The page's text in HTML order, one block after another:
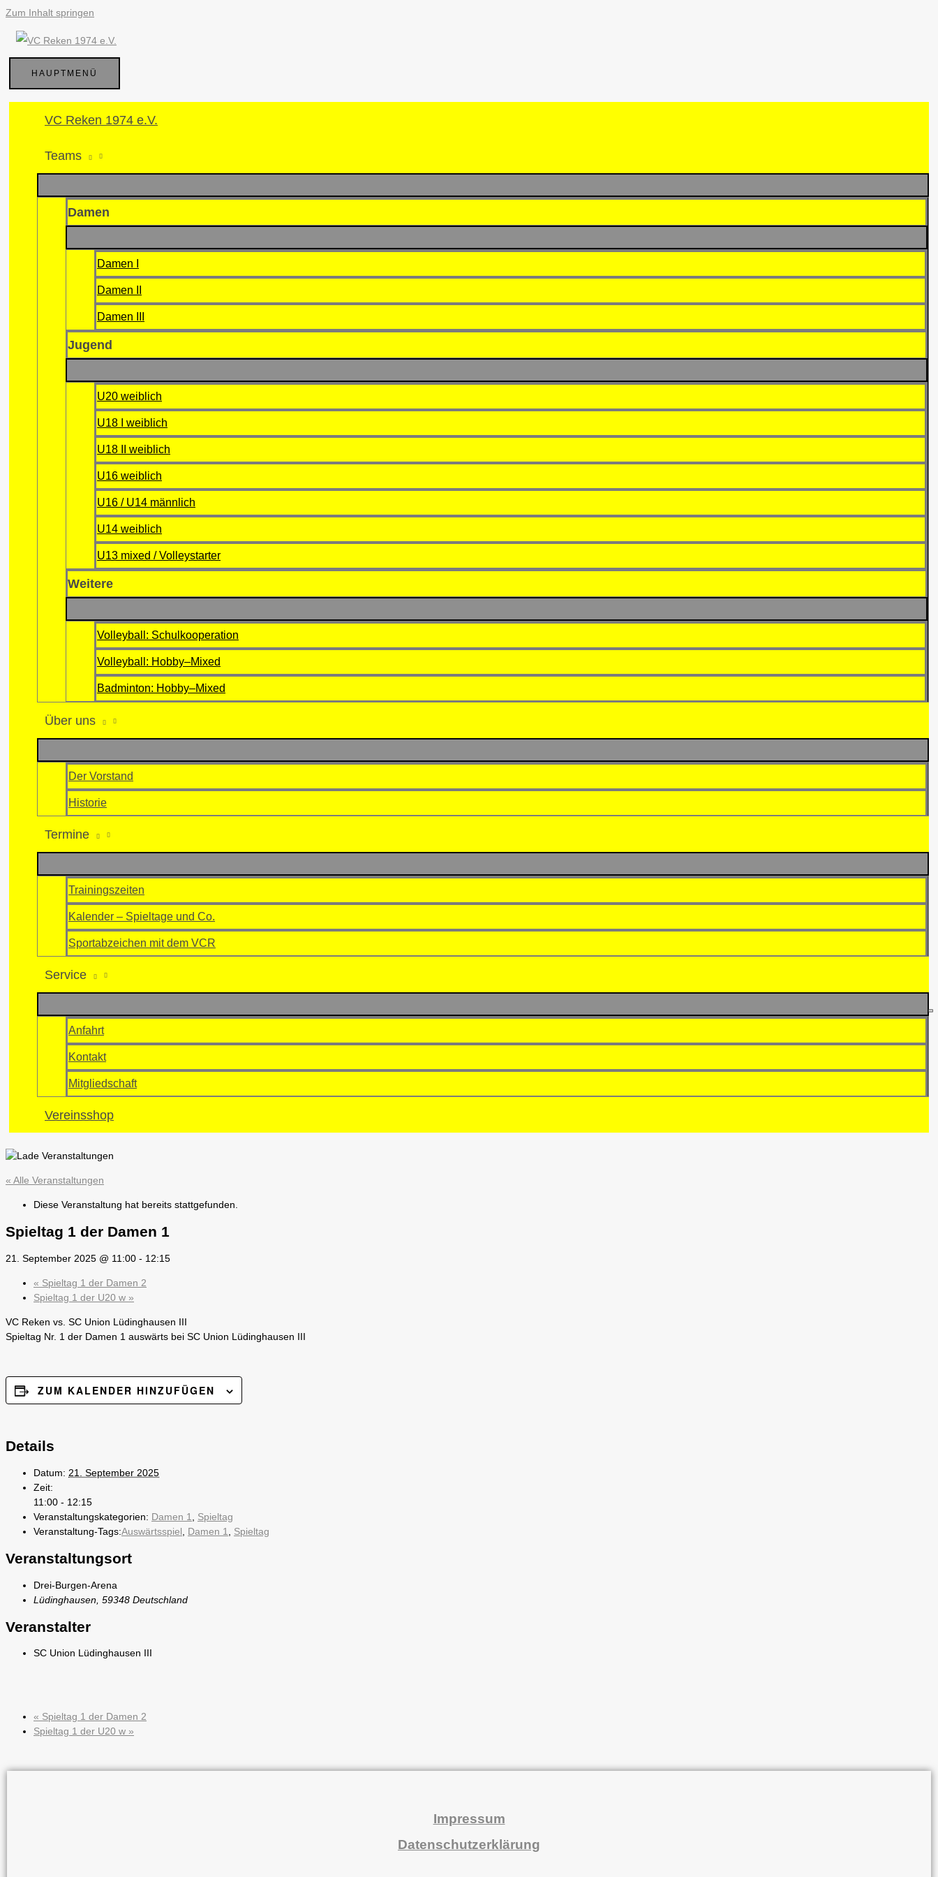
Zum Inhalt springen
HAUPTMENÜ
VC Reken 1974 e.V.
Teams
Damen
Damen I
Damen II
Damen III
Jugend
U20 weiblich
U18 I weiblich
U18 II weiblich
U16 weiblich
U16 / U14 männlich
U14 weiblich
U13 mixed / Volleystarter
Weitere
Volleyball: Schulkooperation
Volleyball: Hobby–Mixed
Badminton: Hobby–Mixed
Über uns
Der Vorstand
Historie
Termine
Trainingszeiten
Kalender – Spieltage und Co.
Sportabzeichen mit dem VCR
Service
Anfahrt
Kontakt
Mitgliedschaft
Vereinsshop
« Alle Veranstaltungen
Diese Veranstaltung hat bereits stattgefunden.
Spieltag 1 der Damen 1
21. September 2025 @ 11:00 - 12:15
« Spieltag 1 der Damen 2
Spieltag 1 der U20 w »
VC Reken vs. SC Union Lüdinghausen III
Spieltag Nr. 1 der Damen 1 auswärts bei SC Union Lüdinghausen III
ZUM KALENDER HINZUFÜGEN
Details
Datum: 21. September 2025
Zeit:
11:00 - 12:15
Veranstaltungskategorien: Damen 1
Spieltag
Veranstaltung-Tags:Auswärtsspiel Damen 1 Spieltag
Veranstaltungsort
Drei-Burgen-Arena
Lüdinghausen 59348 Deutschland
Veranstalter
SC Union Lüdinghausen III
« Spieltag 1 der Damen 2
Spieltag 1 der U20 w »
Impressum
Datenschutzerklärung